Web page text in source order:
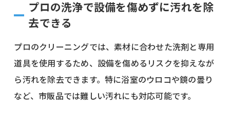
プロの洗浄で設備を傷めずに汚れを除
去できる
プロのクリーニングでは、素材に合わせた洗剤と専用
道具を使用するため、設備を傷めるリスクを抑えなが
ら汚れを除去できます。特に浴室のウロコや鏡の曇り
など、市販品では難しい汚れにも対応可能です。